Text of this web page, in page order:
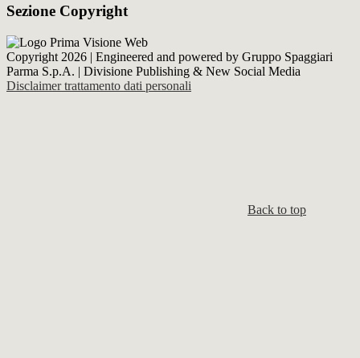
Sezione Copyright
Copyright 2026 | Engineered and powered by Gruppo Spaggiari
Parma S.p.A. | Divisione Publishing & New Social Media
Disclaimer trattamento dati personali
Back to top